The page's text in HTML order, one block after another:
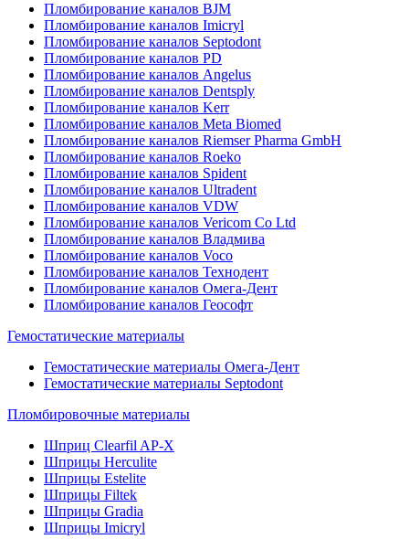
Пломбирование каналов BJM
Пломбирование каналов Imicryl
Пломбирование каналов Septodont
Пломбирование каналов PD
Пломбирование каналов Angelus
Пломбирование каналов Dentsply
Пломбирование каналов Kerr
Пломбирование каналов Meta Biomed
Пломбирование каналов Riemser Pharma GmbH
Пломбирование каналов Roeko
Пломбирование каналов Spident
Пломбирование каналов Ultradent
Пломбирование каналов VDW
Пломбирование каналов Vericom Co Ltd
Пломбирование каналов Владмива
Пломбирование каналов Voco
Пломбирование каналов Технодент
Пломбирование каналов Омега-Дент
Пломбирование каналов Геософт
Гемостатические материалы
Гемостатические материалы Омега-Дент
Гемостатические материалы Septodont
Пломбировочные материалы
Шприц Clearfil AP-X
Шприцы Herculite
Шприцы Estelite
Шприцы Filtek
Шприцы Gradia
Шприцы Imicryl